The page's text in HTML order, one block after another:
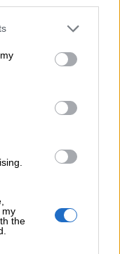
my
the
ma sono
esistano. Nate
solo poche cose
da